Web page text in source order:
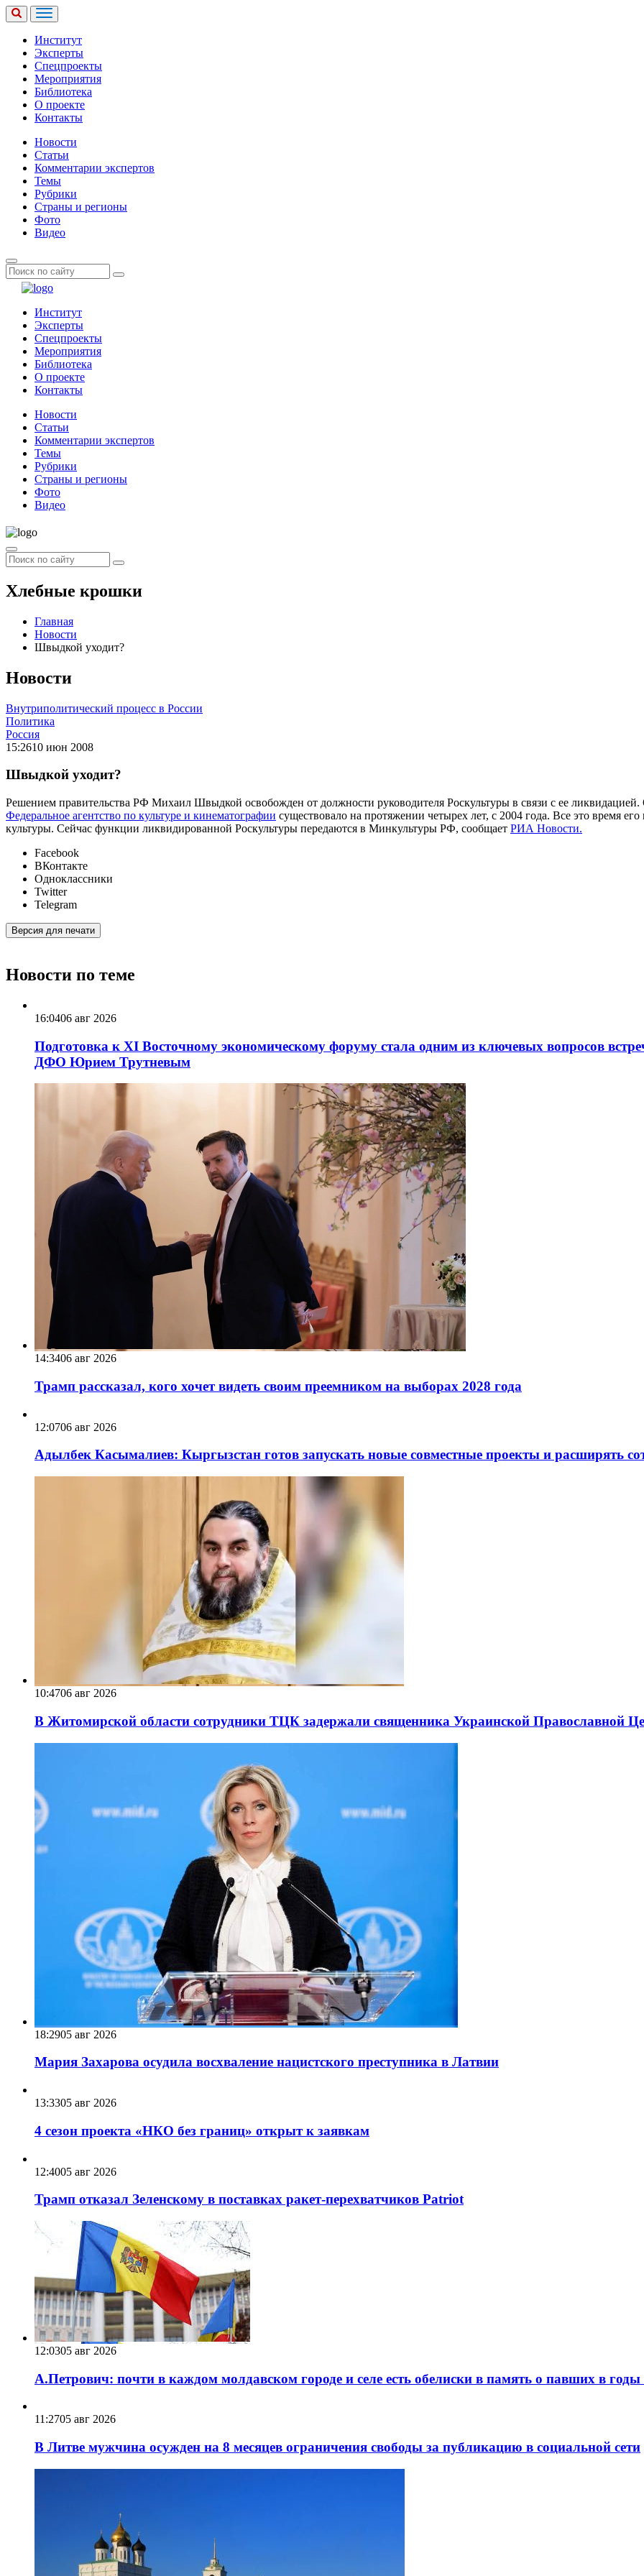
Институт
Эксперты
Спецпроекты
Мероприятия
Библиотека
О проекте
Контакты
Новости
Статьи
Комментарии экспертов
Темы
Рубрики
Страны и регионы
Фото
Видео
Институт
Эксперты
Спецпроекты
Мероприятия
Библиотека
О проекте
Контакты
Новости
Статьи
Комментарии экспертов
Темы
Рубрики
Страны и регионы
Фото
Видео
Хлебные крошки
Главная
Новости
Швыдкой уходит?
Новости
Внутриполитический процесс в России
Политика
Россия
15:2610 июн 2008
Швыдкой уходит?
Решением правительства РФ Михаил Швыдкой освобожден от должности руководителя Роскультуры в связи с ее
Федеральное агентство по культуре и кинематографии существовало на протяжении четырех лет, с 2004 года. Все это время
культуры. Сейчас функции ликвидированной Роскультуры передаются в Минкультуры РФ, сообщает РИА Новости.
Facebook
ВКонтакте
Одноклассники
Twitter
Telegram
Версия для печати
Новости по теме
16:0406 авг 2026
Подготовка к XI Восточному экономическому форуму стала одним из ключевых вопросов
ДФО Юрием Трутневым
14:3406 авг 2026
Трамп рассказал, кого хочет видеть своим преемником на выборах 2028 года
12:0706 авг 2026
Адылбек Касымалиев: Кыргызстан готов запускать новые совместные проекты и расширять
10:4706 авг 2026
В Житомирской области сотрудники ТЦК задержали священника Украинской Православной
18:2905 авг 2026
Мария Захарова осудила восхваление нацистского преступника в Латвии
13:3305 авг 2026
4 сезон проекта «НКО без границ» открыт к заявкам
12:4005 авг 2026
Трамп отказал Зеленскому в поставках ракет-перехватчиков Patriot
12:0305 авг 2026
А.Петрович: почти в каждом молдавском городе и селе есть обелиски в память о павших в
11:2705 авг 2026
В Литве мужчина осужден на 8 месяцев ограничения свободы за публикацию в социальной сети